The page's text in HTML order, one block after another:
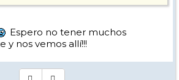
Espero no tener muchos
y nos vemos allí!!!